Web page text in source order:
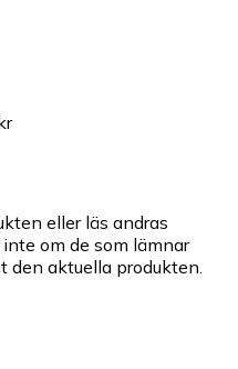
eller läs andras
om de som lämnar
den aktuella produkten.